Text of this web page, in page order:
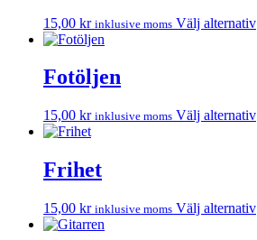
15,00 kr inklusive moms Välj alternativ
Fotöljen
15,00 kr inklusive moms Välj alternativ
Frihet
15,00 kr inklusive moms Välj alternativ